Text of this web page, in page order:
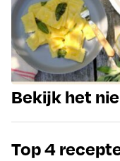
Bekijk het
Top 4